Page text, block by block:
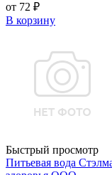
от 72 ₽
В корзину
Быстрый просмотр
Питьевая вода